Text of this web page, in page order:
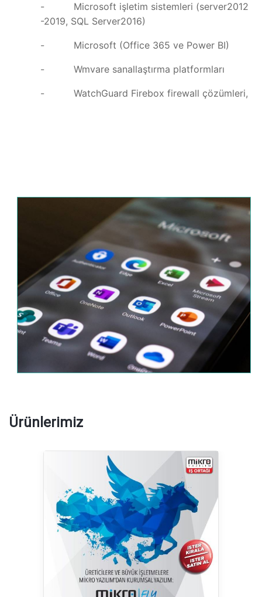
- Microsoft işletim sistemleri (server2012
-2019, SQL Server2016)
- Microsoft (Office 365 ve Power BI)
- Wmvare sanallaştırma platformları
- WatchGuard Firebox firewall çözümleri,
Ürünlerimiz